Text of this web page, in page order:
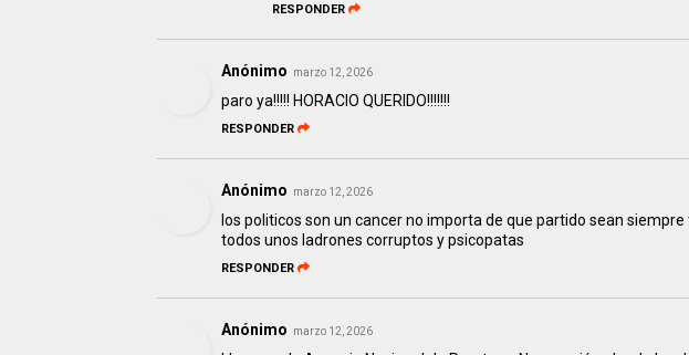
RESPONDER
Anónimo marzo 12, 2026
paro ya!!!!! HORACIO QUERIDO!!!!!!!
RESPONDER
Anónimo marzo 12, 2026
los politicos son un cancer no importa de que partido sean
todos unos ladrones corruptos y psicopatas
RESPONDER
Anónimo marzo 12, 2026